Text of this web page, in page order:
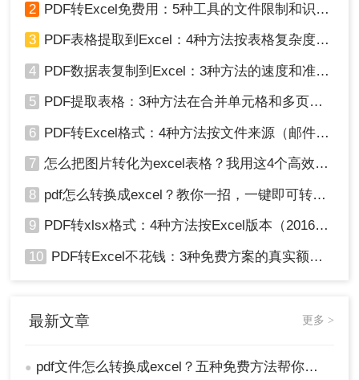
2 PDF转Excel免费用：5种工具的文件限制和识别精度对比！
3 PDF表格提取到Excel：4种方法按表格复杂度选，扫描件要单独处理！
4 PDF数据表复制到Excel：3种方法的速度和准确率差别挺大！
5 PDF提取表格：3种方法在合并单元格和多页表格上的表现差异！
6 PDF转Excel格式：4种方法按文件来源（邮件/扫描/导出）选！
7 怎么把图片转化为excel表格？我用这4个高效方法 ，秒提取表格！
8 pdf怎么转换成excel？教你一招，一键即可转换！
9 PDF转xlsx格式：4种方法按Excel版本（2016/2019/365）兼容性选！
10 PDF转Excel不花钱：3种免费方案的真实额度和识别效果！
最新文章 更多 >
● pdf文件怎么转换成excel？五种免费方法帮你解决！